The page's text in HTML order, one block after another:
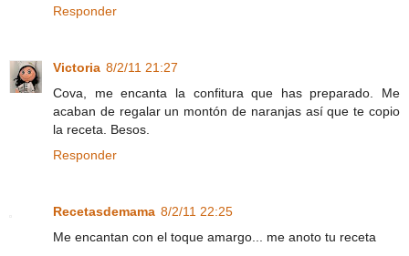
Responder
Victoria 8/2/11 21:27
Cova, me encanta la confitura que has preparado. Me
acaban de regalar un montón de naranjas así que te copio
la receta. Besos.
Responder
Recetasdemama 8/2/11 22:25
Me encantan con el toque amargo... me anoto tu receta